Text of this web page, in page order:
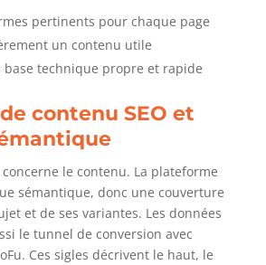
pertinents pour chaque page
un contenu utile
technique propre et rapide
contenu SEO et
concerne le contenu. La plateforme
sémantique, donc une couverture
et de ses variantes. Les données
le tunnel de conversion avec
Ces sigles décrivent le haut, le